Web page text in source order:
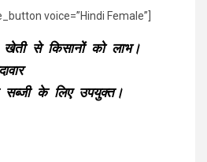
voice=”Hindi Female”]
से किसानों को लाभ।
सब्जी के लिए उपयुक्त।